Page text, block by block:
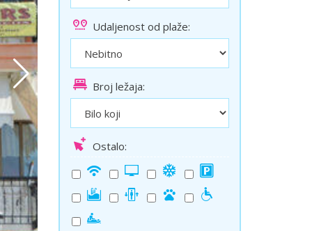
Solun polazak iz Niša
Temišvar polazak iz Niša
Udaljenost od plaže:
Broj ležaja:
Ostalo: